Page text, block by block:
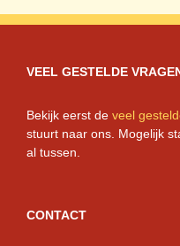
VEEL GESTELDE
Bekijk eerst de veel
stuurt naar ons. Mogelijk
al tussen.
CONTACT